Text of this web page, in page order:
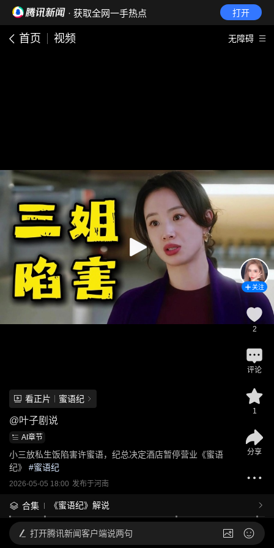
· 获取全网一手热点 打开
首页 视频 无障碍
看正片 蜜语纪
@叶子剧说
AI章节
小三放私生饭陷害许蜜语，纪总决定酒店暂停营业《蜜语
纪》
#蜜语纪
2026-05-05 18:00 发布于河南
合集 《蜜语纪》解说
关注
2
评论
1
分享
打开腾讯新闻客户端说两句